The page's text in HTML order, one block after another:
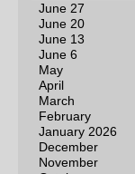
June 27
June 20
June 13
June 6
May
April
March
February
January 2026
December
November